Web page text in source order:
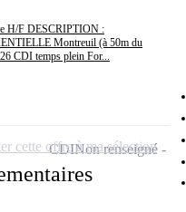
H/F DESCRIPTION :
Montreuil (à 50m du
CDI temps plein For...
CDINon renseigné
cette offre à ma sélection